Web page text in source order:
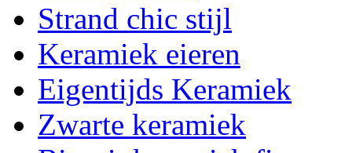
Strand chic stijl
Keramiek eieren
Eigentijds Keramiek
Zwarte keramiek